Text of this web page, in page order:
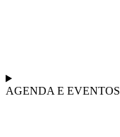
AGENDA E EVENTOS